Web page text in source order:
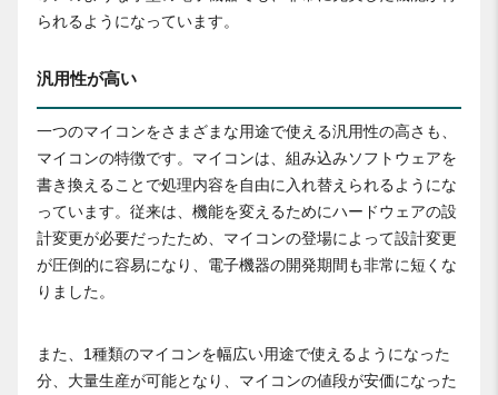
られるようになっています。
汎用性が高い
一つのマイコンをさまざまな用途で使える汎用性の高さも、
マイコンの特徴です。マイコンは、組み込みソフトウェアを
書き換えることで処理内容を自由に入れ替えられるようにな
っています。従来は、機能を変えるためにハードウェアの設
計変更が必要だったため、マイコンの登場によって設計変更
が圧倒的に容易になり、電子機器の開発期間も非常に短くな
りました。
また、1種類のマイコンを幅広い用途で使えるようになった
分、大量生産が可能となり、マイコンの値段が安価になった